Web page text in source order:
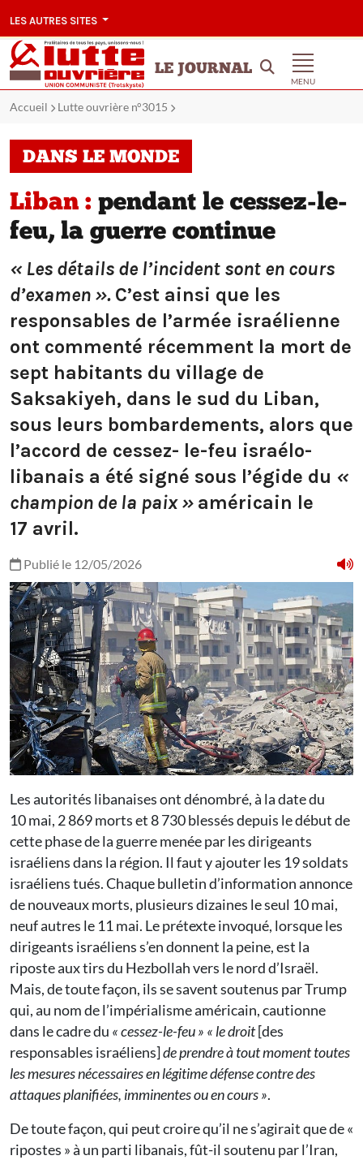
LES AUTRES SITES
LE JOURNAL
MENU
Accueil Lutte ouvrière n°3015
DANS LE MONDE
Liban : pendant le cessez-le-
feu, la guerre continue
« Les détails de l’incident sont en cours
d’examen ». C’est ainsi que les
responsables de l’armée israélienne
ont commenté récemment la mort de
sept habitants du village de
Saksakiyeh, dans le sud du Liban,
sous leurs bombardements, alors que
l’accord de cessez- le-feu israélo-
libanais a été signé sous l’égide du «
champion de la paix » américain le
17 avril.
Publié le 12/05/2026
Les autorités libanaises ont dénombré, à la date du
10 mai, 2 869 morts et 8 730 blessés depuis le début de
cette phase de la guerre menée par les dirigeants
israéliens dans la région. Il faut y ajouter les 19 soldats
israéliens tués. Chaque bulletin d’information annonce
de nouveaux morts, plusieurs dizaines le seul 10 mai,
neuf autres le 11 mai. Le prétexte invoqué, lorsque les
dirigeants israéliens s’en donnent la peine, est la
riposte aux tirs du Hezbollah vers le nord d’Israël.
Mais, de toute façon, ils se savent soutenus par Trump
qui, au nom de l’impérialisme américain, cautionne
dans le cadre du « cessez-le-feu » « le droit[des
responsables israéliens]de prendre à tout moment toutes
les mesures nécessaires en légitime défense contre des
attaques planifiées, imminentes ou en cours ».
De toute façon, qui peut croire qu’il ne s’agirait que de «
ripostes » à un parti libanais, fût-il soutenu par l’Iran,